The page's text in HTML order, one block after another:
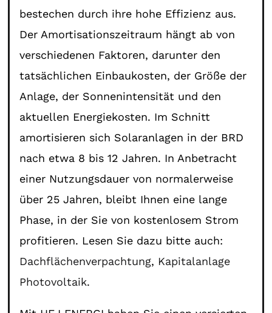
bestechen durch ihre hohe Effizienz aus.
Der Amortisationszeitraum hängt ab von
verschiedenen Faktoren, darunter den
tatsächlichen Einbaukosten, der Größe der
Anlage, der Sonnenintensität und den
aktuellen Energiekosten. Im Schnitt
amortisieren sich Solaranlagen in der BRD
nach etwa 8 bis 12 Jahren. In Anbetracht
einer Nutzungsdauer von normalerweise
über 25 Jahren, bleibt Ihnen eine lange
Phase, in der Sie von kostenlosem Strom
profitieren. Lesen Sie dazu bitte auch:
Dachflächenverpachtung, Kapitalanlage
Photovoltaik.